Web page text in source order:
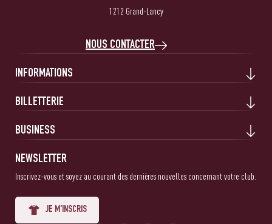
1212 Grand-Lancy
NOUS CONTACTER
INFORMATIONS
BILLETTERIE
BUSINESS
NEWSLETTER
Inscrivez-vous et soyez au courant des dernières nouvelles concernant votre club.
JE M'INSCRIS